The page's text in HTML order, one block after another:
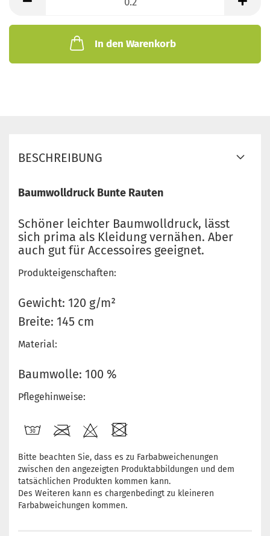
Meter
In den Warenkorb
BESCHREIBUNG
Baumwolldruck Bunte Rauten
Schöner leichter Baumwolldruck, lässt
sich prima als Kleidung vernähen. Aber
auch gut für Accessoires geeignet.
Produkteigenschaften:
Gewicht: 120 g/m²
Breite: 145 cm
Material:
Baumwolle: 100 %
Pflegehinweise:
Bitte beachten Sie, dass es zu Farbabweichenungen
zwischen den angezeigten Produktabbildungen und dem
tatsächlichen Produkten kommen kann.
Des Weiteren kann es chargenbedingt zu kleineren
Farbabweichungen kommen.